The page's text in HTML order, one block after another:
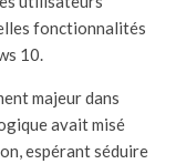
fonctionnalités
10.
majeur dans
avait misé
espérant séduire